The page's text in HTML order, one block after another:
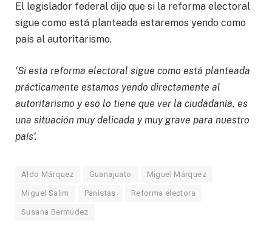
El legislador federal dijo que si la reforma electoral
sigue como está planteada estaremos yendo como
país al autoritarismo.
‘Si esta reforma electoral sigue como está planteada
prácticamente estamos yendo directamente al
autoritarismo y eso lo tiene que ver la ciudadanía, es
una situación muy delicada y muy grave para nuestro
país’.
Aldo Márquez Guanajuato Miguel Márquez
Miguel Salim Panistas Reforma electora
Susana Bermúdez